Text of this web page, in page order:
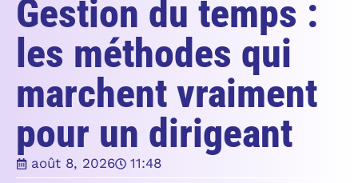
Gestion du temps :
les méthodes qui
marchent vraiment
pour un dirigeant
août 8, 2026 11:48